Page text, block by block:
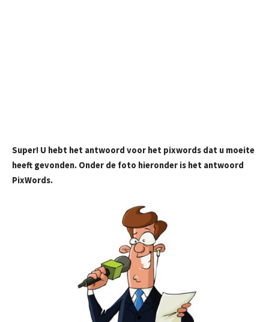
Super! U hebt het antwoord voor het pixwords dat u moeite
heeft gevonden. Onder de foto hieronder is het antwoord
PixWords.